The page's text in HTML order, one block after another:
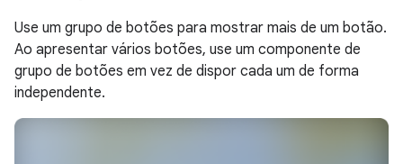
Use um grupo de botões para mostrar mais de um botão.
Ao apresentar vários botões, use um componente de
grupo de botões em vez de dispor cada um de forma
independente.